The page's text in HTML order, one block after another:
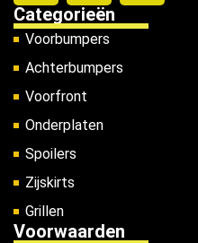
Categorieën
Voorbumpers
Achterbumpers
Voorfront
Onderplaten
Spoilers
Zijskirts
Grillen
Voorwaarden